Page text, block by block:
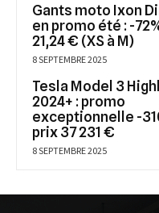
Gants moto Ixon
en promo été : -
21,24 € (XS à M)
8 SEPTEMBRE 2025
Tesla Model 3
2024+ : promo
exceptionnelle -
prix 37 231 €
8 SEPTEMBRE 2025